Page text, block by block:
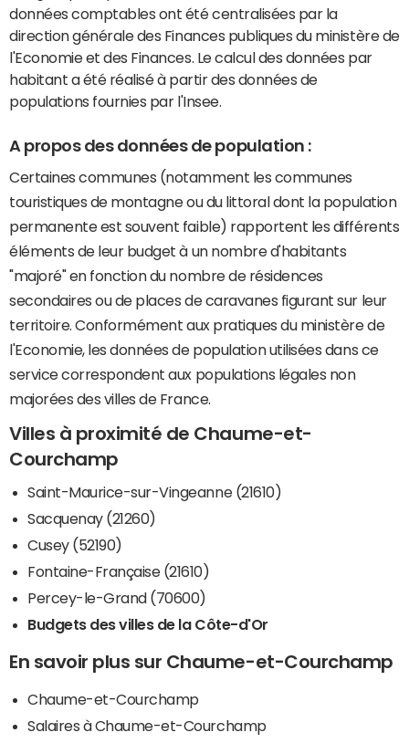
données comptables ont été centralisées par la
direction générale des Finances publiques du ministère de
l'Economie et des Finances. Le calcul des données par
habitant a été réalisé à partir des données de
populations fournies par l'Insee.
A propos des données de population :
Certaines communes (notamment les communes
touristiques de montagne ou du littoral dont la population
permanente est souvent faible) rapportent les différents
éléments de leur budget à un nombre d'habitants
"majoré" en fonction du nombre de résidences
secondaires ou de places de caravanes figurant sur leur
territoire. Conformément aux pratiques du ministère de
l'Economie, les données de population utilisées dans ce
service correspondent aux populations légales non
majorées des villes de France.
Villes à proximité de Chaume-et-
Courchamp
Saint-Maurice-sur-Vingeanne (21610)
Sacquenay (21260)
Cusey (52190)
Fontaine-Française (21610)
Percey-le-Grand (70600)
Budgets des villes de la Côte-d'Or
En savoir plus sur Chaume-et-Courchamp
Chaume-et-Courchamp
Salaires à Chaume-et-Courchamp